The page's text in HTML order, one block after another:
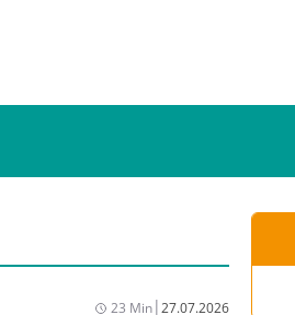
23 Min|27.07.2026